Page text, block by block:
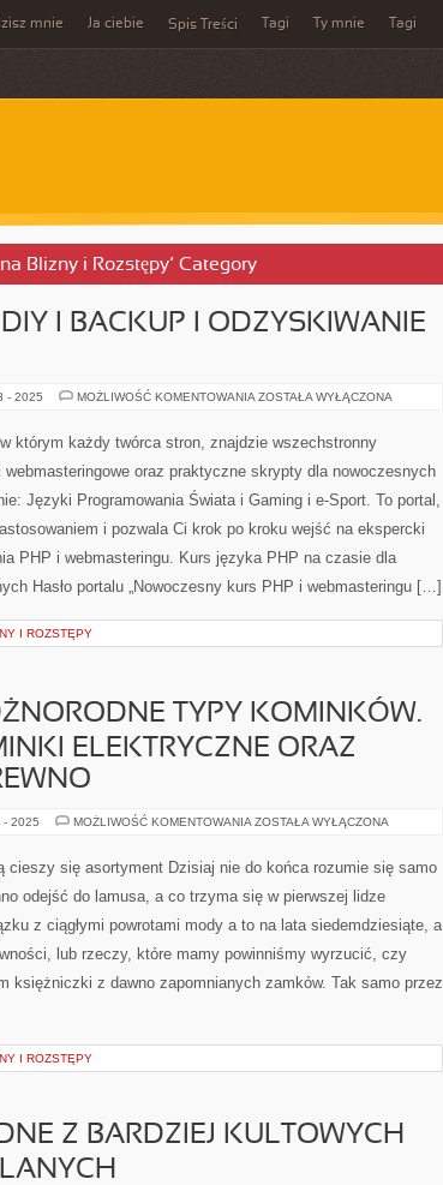
mnie Ja ciebie Spis Treści Tagi Ty mnie Tagi
Blizny i Rozstępy’ Category
I BACKUP I ODZYSKIWANIE
- 2025 MOŻLIWOŚĆ KOMENTOWANIA ELEKTRONIKA
I
BACKUP
ODZYSKIWANIE
ZOSTAŁA WYŁĄCZONA
którym każdy twórca stron, znajdzie wszechstronny
oraz praktyczne skrypty dla nowoczesnych
Języki Programowania Świata i Gaming i e-Sport. To portal,
i pozwala Ci krok po kroku wejść na ekspercki
PHP i webmasteringu. Kurs języka PHP na czasie dla
Hasło portalu „Nowoczesny kurs PHP i webmasteringu […]
I ROZSTĘPY
TYPY KOMINKÓW.
ELEKTRYCZNE ORAZ
- 2025 MOŻLIWOŚĆ KOMENTOWANIA POSIADAMY
KOMINKÓW.
MOGĄ
KOMINKI
ORAZ
NA
DREWNO
ZOSTAŁA WYŁĄCZONA
cieszy się asortyment Dzisiaj nie do końca rozumie się samo
odejść do lamusa, a co trzyma się w pierwszej lidze
z ciągłymi powrotami mody a to na lata siedemdziesiąte, a
lub rzeczy, które mamy powinniśmy wyrzucić, czy
księżniczki z dawno zapomnianych zamków. Tak samo przez
I ROZSTĘPY
Z BARDZIEJ KULTOWYCH